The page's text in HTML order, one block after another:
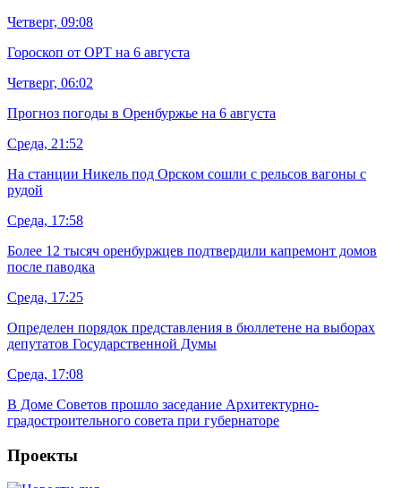
Четверг, 09:08
Гороскоп от ОРТ на 6 августа
Четверг, 06:02
Прогноз погоды в Оренбуржье на 6 августа
Среда, 21:52
На станции Никель под Орском сошли с рельсов вагоны с
рудой
Среда, 17:58
Более 12 тысяч оренбуржцев подтвердили капремонт домов
после паводка
Среда, 17:25
Определен порядок представления в бюллетене на выборах
депутатов Государственной Думы
Среда, 17:08
В Доме Советов прошло заседание Архитектурно-
градостроительного совета при губернаторе
Проекты